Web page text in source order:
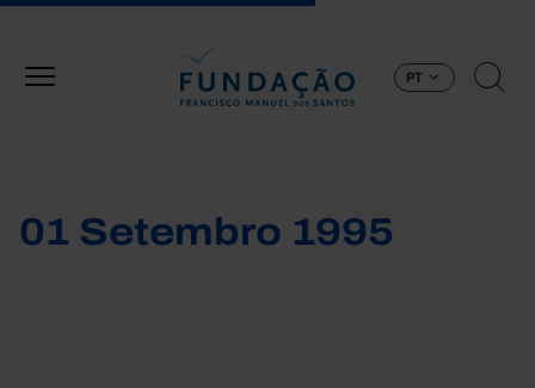
PT
01 Setembro 1995